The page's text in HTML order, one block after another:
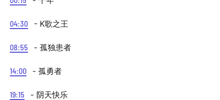
04:30 - K歌之王
08:55 - 孤独患者
14:00 - 孤勇者
19:15 - 阴天快乐